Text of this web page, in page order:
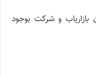
بازاریاب و شرکت بوجود